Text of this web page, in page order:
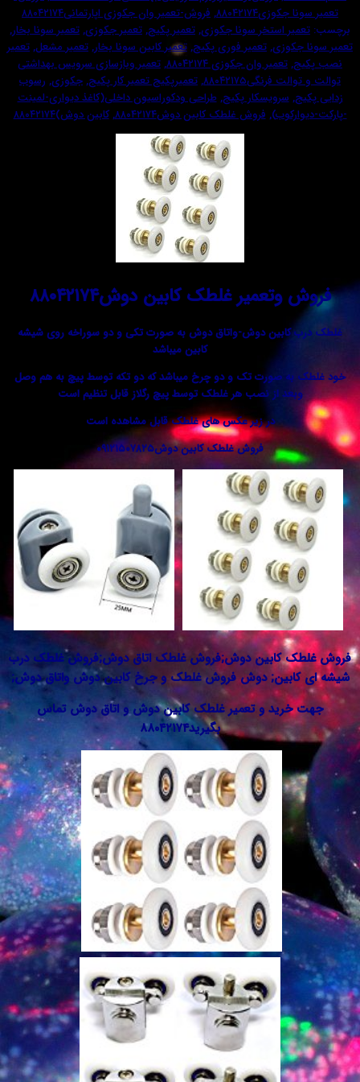
,فروش-تعمیر وان جکوزی اپارتمانی۸۸۰۴۲۱۷۴
استخر سونا جکوزی,تعمیر پکیج,تعمیر جکوزی,تعمیر سونا بخار,
,تعمیر فوری پکیج,تعمیر کابین سونا بخار,تعمیر مشعل,تعمیر
تعمیر وان جکوزی ۸۸۰۴۲۱۷۴ ,تعمیر وبازسازی سرویس بهداشتی
فرنگی۸۸۰۴۲۱۷۵
,تعمیرپکیج تعمیر کار پکیج,جکوزی,رسوب
سرویسکار پکیج,طراحی ودکوراسیون داخلی(کاغذ دیواری-لمینت
,فروش غلطک کابین دوش۸۸۰۴۲۱۷۴ ,کابین دوش)۸۸۰۴۲۱۷۴
غلطک کابین دوش۸۸۰۴۲۱۷۴
کابین دوش-واتاق دوش به صورت تکی و دو سوراخه روی شیشه
به صورت تک و دو چرخ میباشد که دو تکه توسط پیچ به هم وصل
وبعد از نصب هر غلطک توسط پیچ رگلاز قابل تنظیم است
در زیر عکس های غلطک قابل مشاهده است
فروش غلطک کابین دوش۰۹۱۲۱۵۰۷۸۲۵
کابین دوش;فروش غلطک اتاق دوش;فروش غلطک درب
دوش فروش غلطک و جرخ کابین دوش واتاق دوش;
و تعمیر غلطک کابین دوش و اتاق دوش تماس
بگیرید۸۸۰۴۲۱۷۴